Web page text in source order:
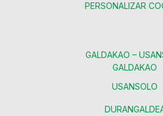
PERSONALIZAR
GALDAKAO –
GALDAKAO
USANSOLO